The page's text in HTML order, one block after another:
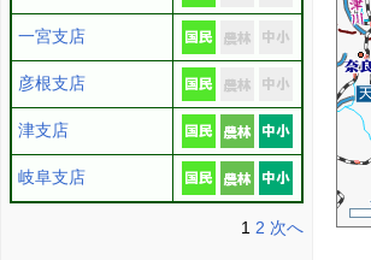
一宮支店
彦根支店
津支店
岐阜支店
1 2 次へ